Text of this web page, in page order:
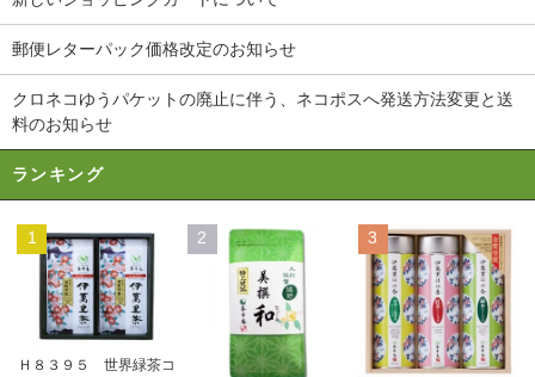
郵便レターパック価格改定のお知らせ
クロネコゆうパケットの廃止に伴う、ネコポスへ発送方法変更と送
料のお知らせ
ランキング
1
Ｈ８３９５ 世界緑茶コ
2 3